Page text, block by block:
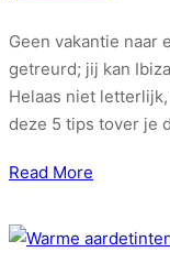
Geen vakantie naar
getreurd; jij kan
Helaas niet
deze 5 tips tover je
Read More